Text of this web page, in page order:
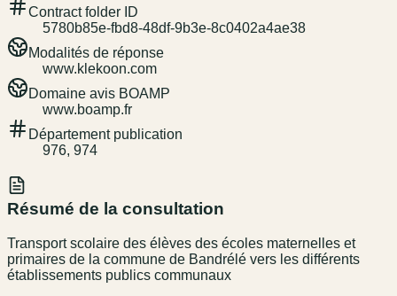
Contract folder ID
5780b85e-fbd8-48df-9b3e-8c0402a4ae38
Modalités de réponse
www.klekoon.com
Domaine avis BOAMP
www.boamp.fr
Département publication
976, 974
Résumé de la consultation
Transport scolaire des élèves des écoles maternelles et
primaires de la commune de Bandrélé vers les différents
établissements publics communaux